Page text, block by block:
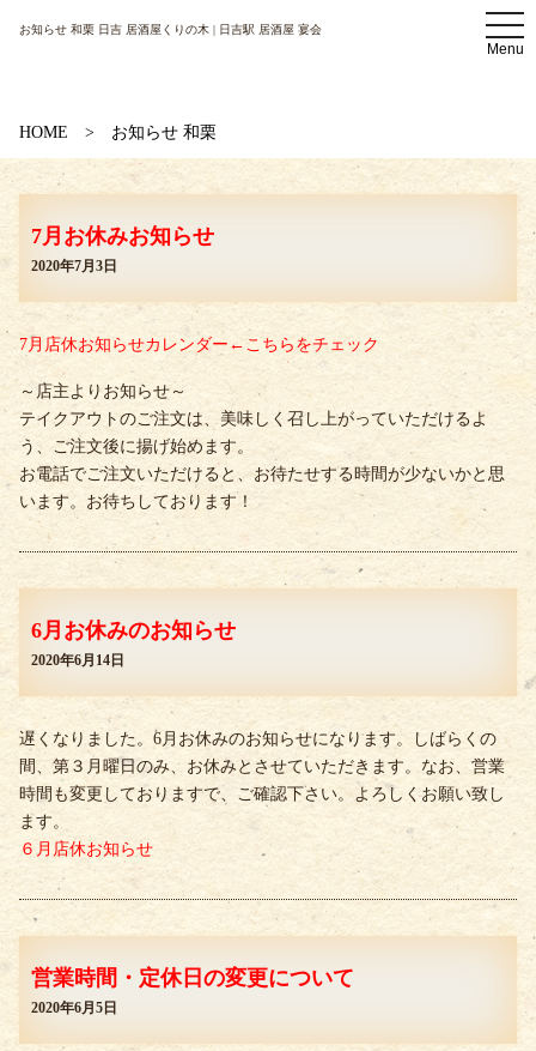
t
o
g
v
g
Menu
お知らせ 和栗 日吉 居酒屋くりの木 | 日吉駅 居酒屋 宴会
HOME お知らせ 和栗
7月お休みお知らせ
2020年7月3日
7月店休お知らせカレンダー←こちらをチェック
～店主よりお知らせ～
テイクアウトのご注文は、美味しく召し上がっていただけるよ
う、ご注文後に揚げ始めます。
お電話でご注文いただけると、お待たせする時間が少ないかと思
います。お待ちしております！
6月お休みのお知らせ
2020年6月14日
遅くなりました。6月お休みのお知らせになります。しばらくの
間、第３月曜日のみ、お休みとさせていただきます。なお、営業
時間も変更しておりますで、ご確認下さい。よろしくお願い致し
ます。
６月店休お知らせ
営業時間・定休日の変更について
2020年6月5日